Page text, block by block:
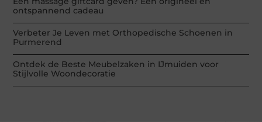
ontspannend cadeau
Verbeter Je Leven met Orthopedische Schoenen in
Purmerend
Ontdek de Beste Meubelzaken in IJmuiden voor
Stijlvolle Woondecoratie